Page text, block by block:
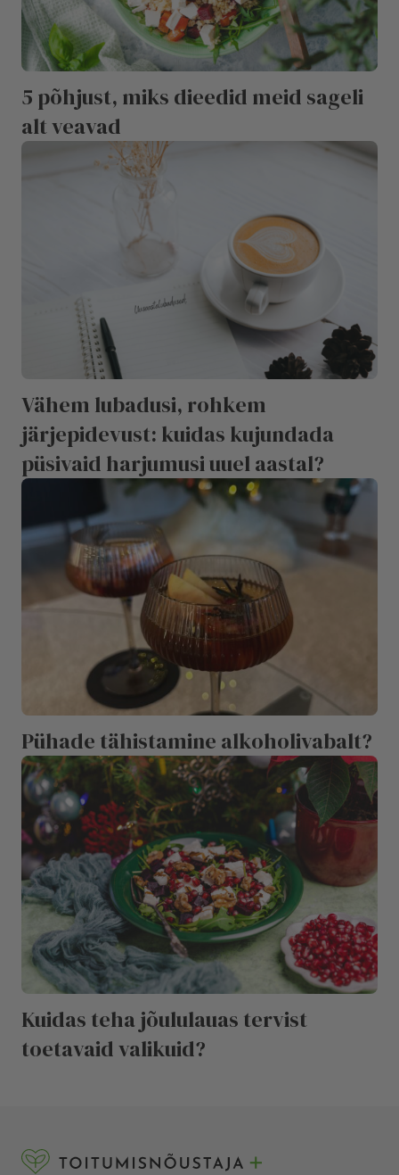
5 põhjust, miks dieedid meid sageli
alt veavad
Vähem lubadusi, rohkem
järjepidevust: kuidas kujundada
püsivaid harjumusi uuel aastal?
Pühade tähistamine alkoholivabalt?
Kuidas teha jõululauas tervist
toetavaid valikuid?